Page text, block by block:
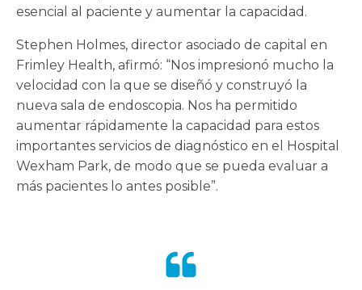
esencial al paciente y aumentar la capacidad.
Stephen Holmes, director asociado de capital en
Frimley Health, afirmó: “Nos impresionó mucho la
velocidad con la que se diseñó y construyó la
nueva sala de endoscopia. Nos ha permitido
aumentar rápidamente la capacidad para estos
importantes servicios de diagnóstico en el Hospital
Wexham Park, de modo que se pueda evaluar a
más pacientes lo antes posible”.